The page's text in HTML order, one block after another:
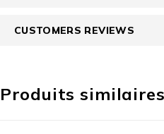
CUSTOMERS REVIEWS
Produits similaires